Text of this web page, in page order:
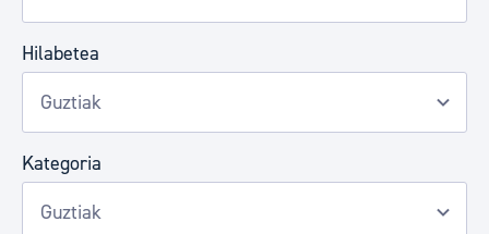
Hilabetea
Kategoria